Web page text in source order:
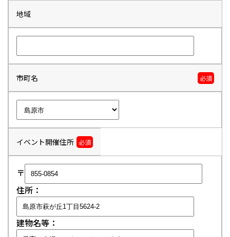
地域
市町名 必須
イベント開催住所 必須
〒
住所：
建物名等：